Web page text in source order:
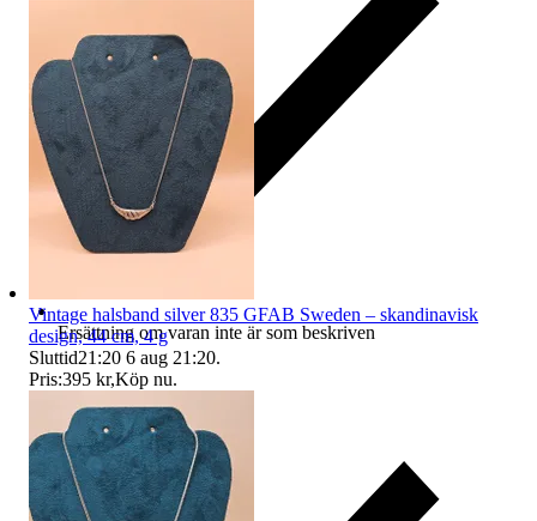
Ersättning om varan inte är som beskriven
Vintage halsband silver 835 GFAB Sweden – skandinavisk
design, 44 cm, 4 g
Sluttid21:20 6 aug 21:20.
Pris:395 kr,Köp nu.